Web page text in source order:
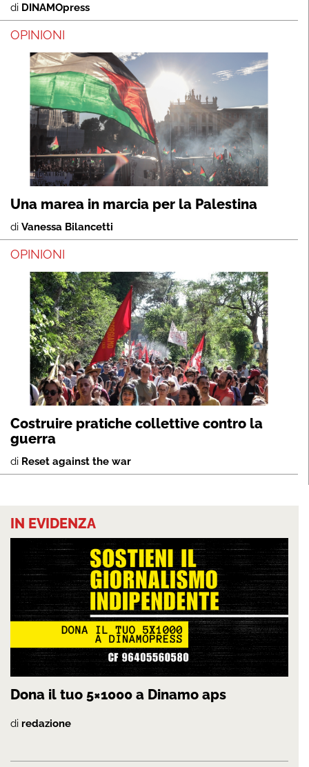
di DINAMOpress
OPINIONI
Una marea in marcia per la Palestina
di Vanessa Bilancetti
OPINIONI
Costruire pratiche collettive contro la
guerra
di Reset against the war
IN EVIDENZA
Dona il tuo 5×1000 a Dinamo aps
di redazione